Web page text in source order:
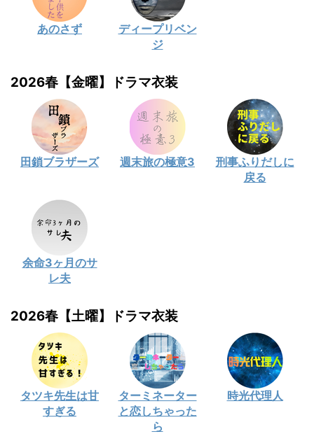
あのさず
ディープリベン
ジ
2026春【金曜】ドラマ衣装
田鎖ブラザーズ 週末旅の極意3
刑事ふりだしに
戻る
余命3ヶ月のサ
レ夫
2026春【土曜】ドラマ衣装
タツキ先生は甘
すぎる
ターミネーター
と恋しちゃった
ら
時光代理人